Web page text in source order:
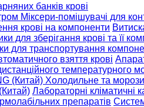
банків крові
Міксери-помішувачі для
крові на компоненти
для зберігання крові та її
для транспортування
взяття крові
температурного
(Китай) Холодильне та
Лабораторні кліматичні
препаратів